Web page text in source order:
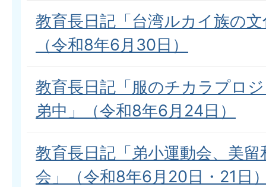
教育長日記「台湾ルカイ族の
（令和8年6月30日）
教育長日記「服のチカラプロ
弟中」（令和8年6月24日）
教育長日記「弟小運動会、美
会」（令和8年6月20日・21日